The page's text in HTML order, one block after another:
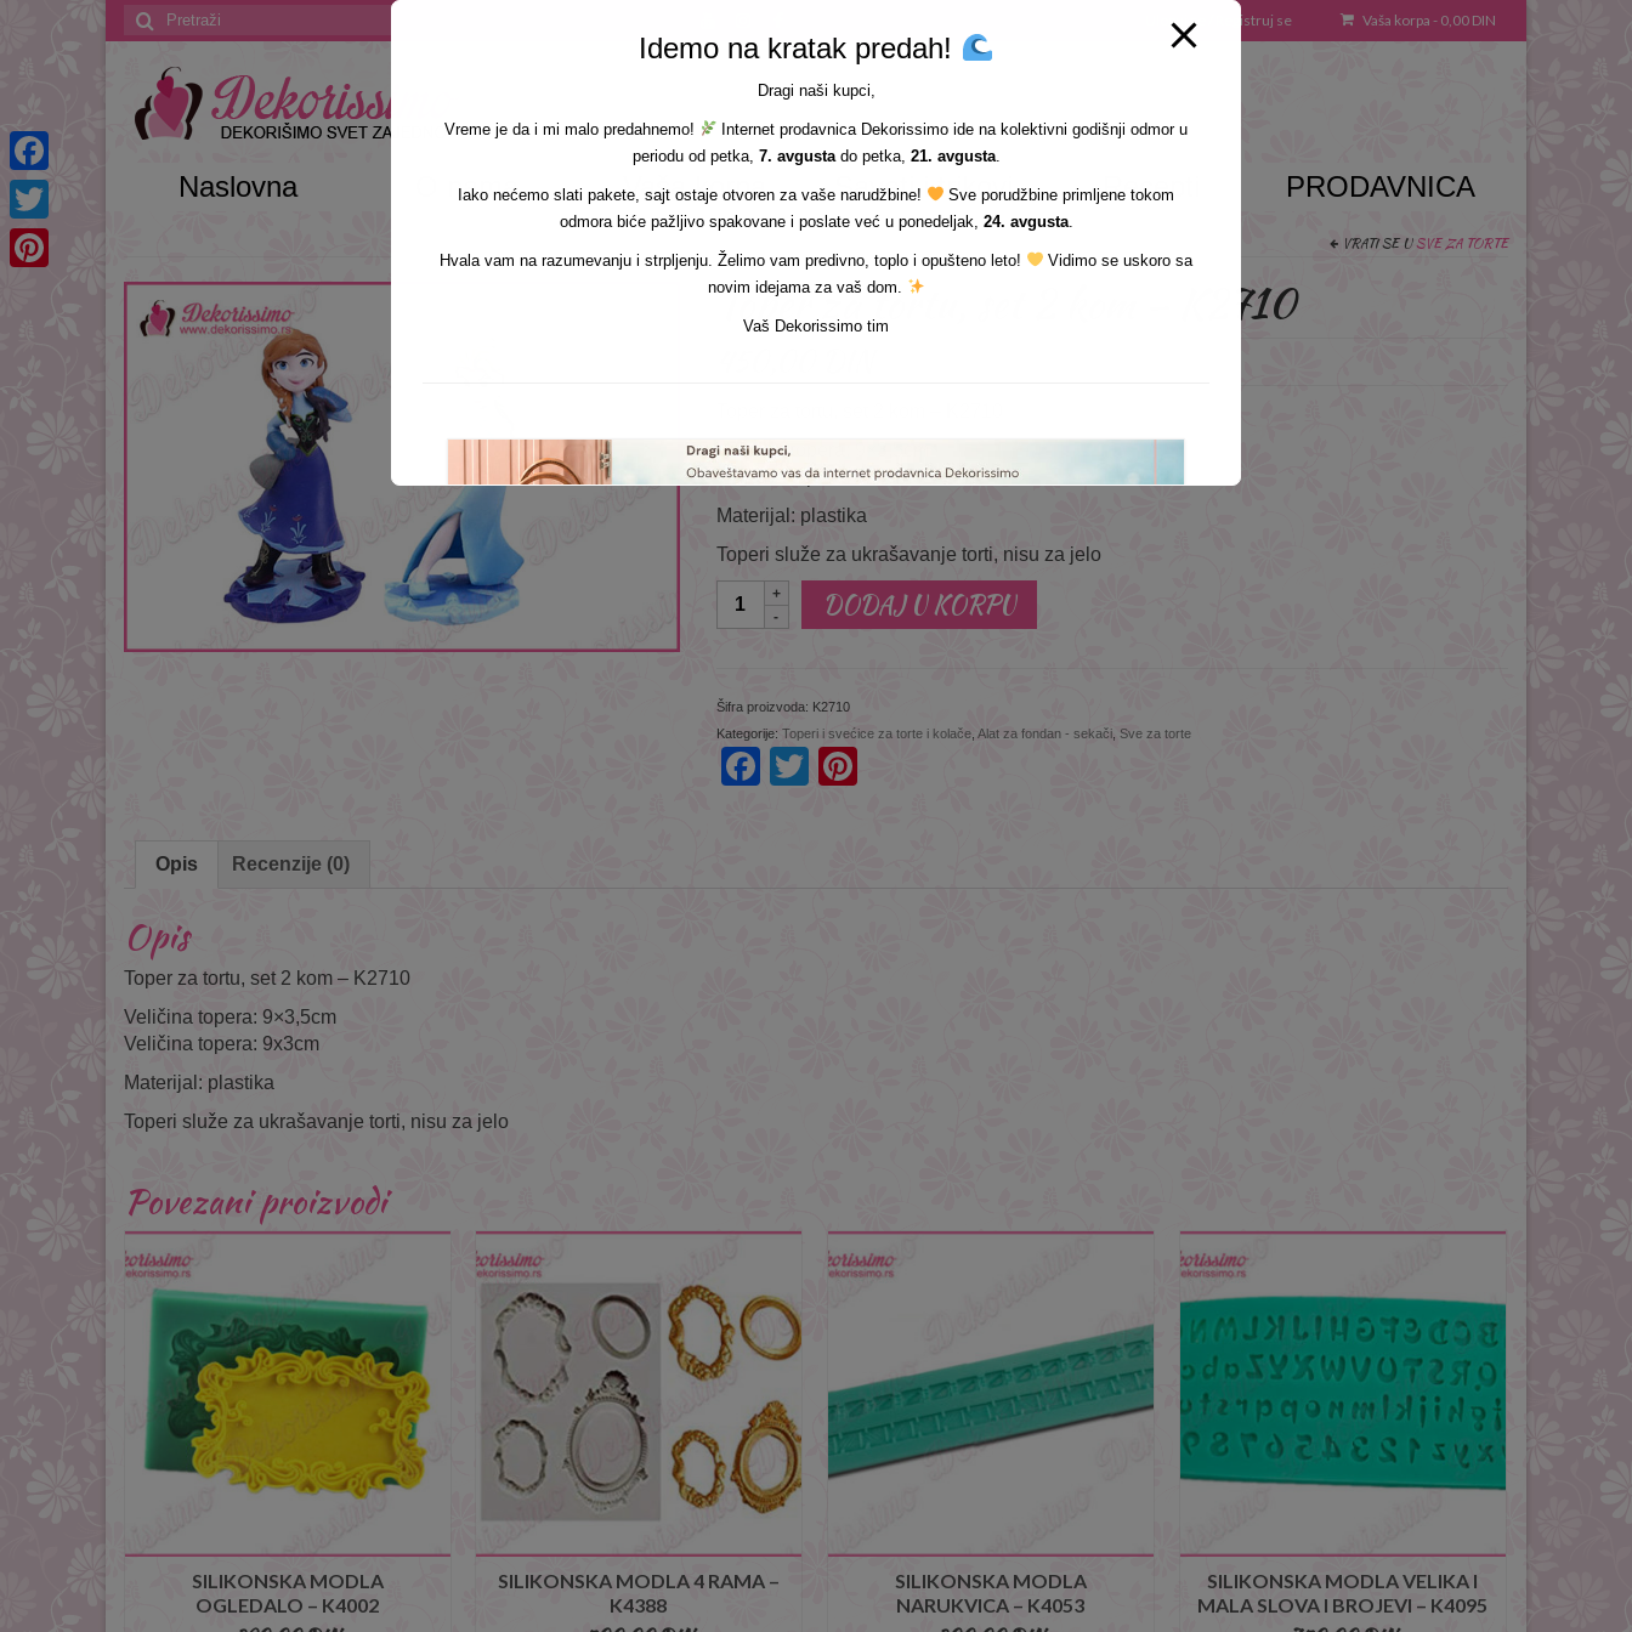
Uloguj se / Registruj se Vaša korpa - 0,00 DIN
Search
for:
Naslovna O nama Vaša korpa Saveti i trikovi Recepti PRODAVNICA
VRATI SE USVE ZA TORTE
Toper za tortu, set 2 kom – K2710
Veličina topera: 9×3,5cm
Veličina topera: 9x3cm
Materijal: plastika
Toperi služe za ukrašavanje torti, nisu za jelo
Količina
DODAJ U KORPU
Šifra proizvoda: K2710
Kategorije: Toperi i svećice za torte i kolače, Alat za fondan - sekači, Sve za torte
Facebook
Twitter
Opis Recenzije (0)
Opis
Toper za tortu, set 2 kom – K2710
Veličina topera: 9×3,5cm
Veličina topera: 9x3cm
Materijal: plastika
Toperi služe za ukrašavanje torti, nisu za jelo
Povezani proizvodi
SILIKONSKA MODLA
OGLEDALO – K4002
SILIKONSKA MODLA 4 RAMA –
K4388
SILIKONSKA MODLA
NARUKVICA – K4053
SILIKONSKA MODLA VELIKA I
MALA SLOVA I BROJEVI – K4095
Facebook
Twitter
Idemo na kratak predah!
Dragi naši kupci,
Vreme je da i mi malo predahnemo!
Internet prodavnica Dekorissimo ide na kolektivni godišnji odmor u
periodu od petka, 7. avgustado petka, 21. avgusta.
Iako nećemo slati pakete, sajt ostaje otvoren za vaše narudžbine!
Sve porudžbine primljene tokom
odmora biće pažljivo spakovane i poslate već u ponedeljak, 24. avgusta.
Hvala vam na razumevanju i strpljenju. Želimo vam predivno, toplo i opušteno leto!
Vidimo se uskoro sa
novim idejama za vaš dom.
Vaš Dekorissimo tim
This will close in4seconds